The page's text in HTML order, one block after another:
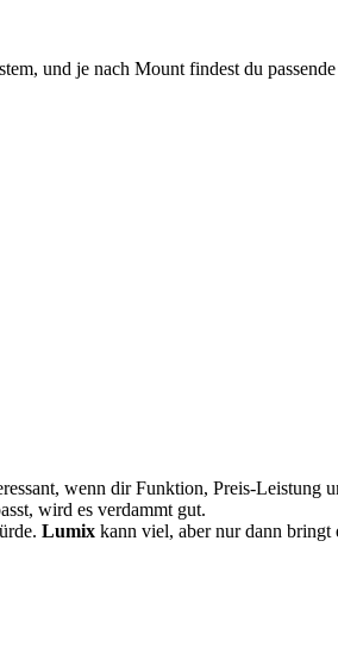
und je nach Mount findest du
wenn dir Funktion, Preis-Leistung
wird es verdammt gut.
Lumix kann viel, aber nur dann